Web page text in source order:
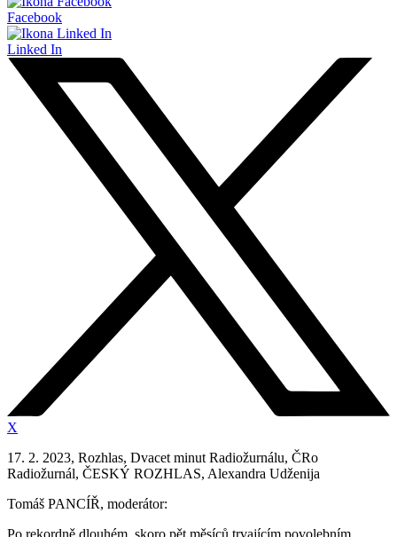
Facebook
Linked In
X
17. 2. 2023, Rozhlas, Dvacet minut Radiožurnálu, ČRo
Radiožurnál, ČESKÝ ROZHLAS, Alexandra Udženija
Tomáš PANCÍŘ, moderátor: